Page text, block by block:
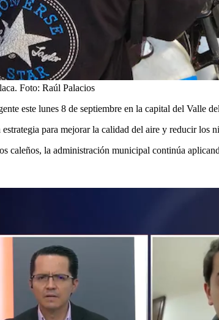
Foto: Raúl Palacios
este lunes 8 de septiembre en la capital del Valle
para mejorar la calidad del aire y reducir los
caleños, la administración municipal continúa